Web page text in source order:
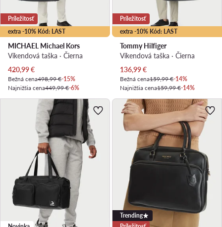
extra -10% Kód: LAST
Príležitosť
MICHAEL Michael Kors
Víkendová taška · Čierna
Aktuálna cena
420,99€
Bežná cena498,99 €-15%
Najnižšia cena449,99 €-6%
extra -10% Kód: LAST
Príležitosť
Tommy Hilfiger
Víkendová taška · Čierna
Aktuálna cena
136,99€
Bežná cena159,99 €-14%
Najnižšia cena159,99 €-14%
Trending